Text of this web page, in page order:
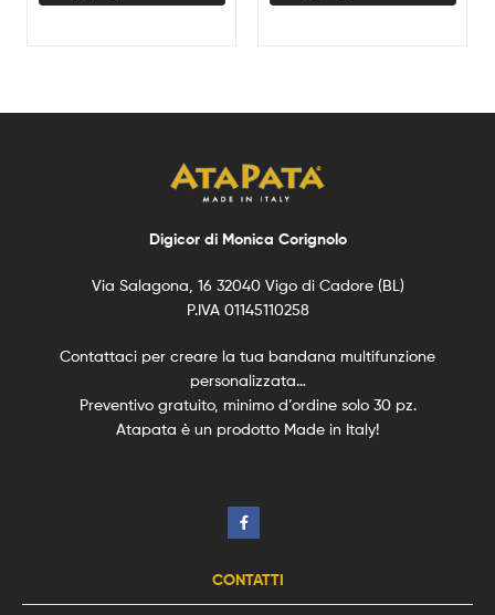
Digicor di Monica Corignolo
Via Salagona, 16 32040 Vigo di Cadore (BL)
P.IVA 01145110258
Contattaci per creare la tua bandana multifunzione
personalizzata…
Preventivo gratuito, minimo d’ordine solo 30 pz.
Atapata è un prodotto Made in Italy!
CONTATTI